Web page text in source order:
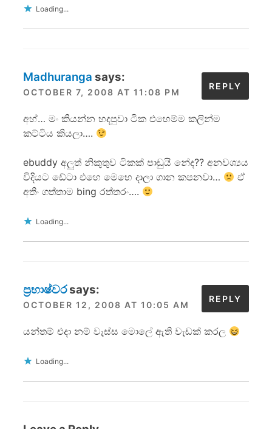
Loading...
Madhuranga says:
OCTOBER 7, 2008 AT 11:08 PM
අහ්… මං කියන්න හදපුවා ටික එහෙම්ම කලින්ම
කට්ටිය කියලා….
ebuddy අලුත් නිකුතුව ටිකක් පාඩුයි නේද?? අනවශ්‍යය
විදියට ඩේටා එහෙ මෙහෙ දාලා ගාන කපනවා…
ඒ
අතිං ගත්තාම bing රත්තරං….
Loading...
REPLY
ප්‍රභාෂ්වරsays:
OCTOBER 12, 2008 AT 10:05 AM
යන්තම් එදා නම් වැස්ස මොලේ ඇති වැඩක් කරල
Loading...
REPLY